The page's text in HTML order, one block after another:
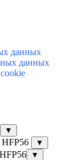
данных
данных
▼
▼
▼